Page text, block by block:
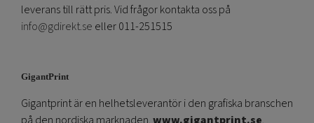
leverans till rätt pris. Vid frågor kontakta oss på
info@gdirekt.se eller 011-251515
GigantPrint
Gigantprint är en helhetsleverantör i den grafiska branschen